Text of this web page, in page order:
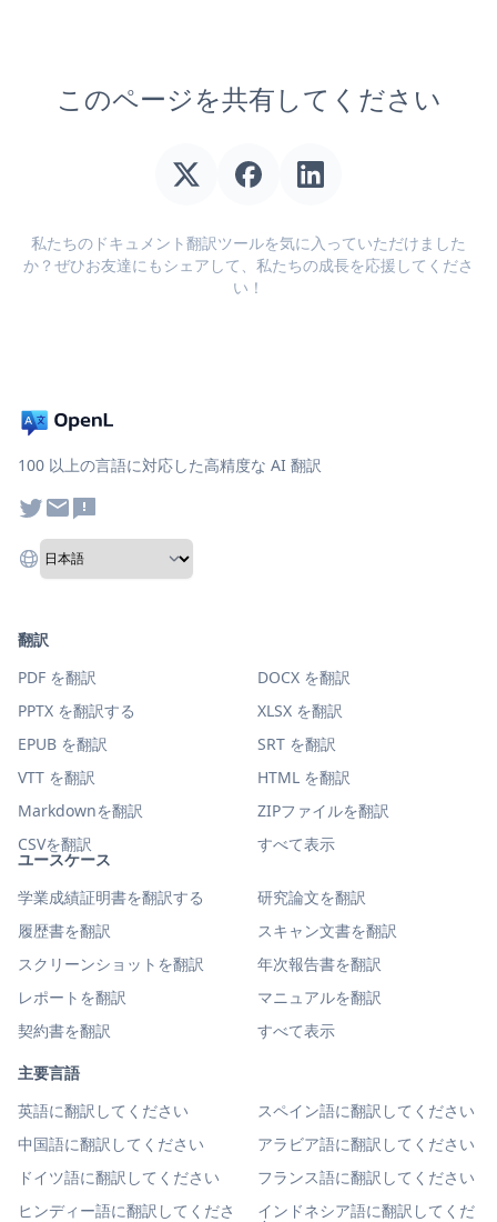
このページを共有してください
私たちのドキュメント翻訳ツールを気に入っていただけました
か？ぜひお友達にもシェアして、私たちの成長を応援してくださ
い！
100 以上の言語に対応した高精度な AI 翻訳
ユースケース
学業成績証明書を翻訳する
研究論文を翻訳
履歴書を翻訳
スキャン文書を翻訳
スクリーンショットを翻訳
年次報告書を翻訳
レポートを翻訳
マニュアルを翻訳
契約書を翻訳
すべて表示
主要言語
英語に翻訳してください
スペイン語に翻訳してください
中国語に翻訳してください
アラビア語に翻訳してください
ドイツ語に翻訳してください
フランス語に翻訳してください
ヒンディー語に翻訳してくださ
インドネシア語に翻訳してくだ
翻訳
PDF を翻訳
DOCX を翻訳
PPTX を翻訳する
XLSX を翻訳
EPUB を翻訳
SRT を翻訳
VTT を翻訳
HTML を翻訳
Markdownを翻訳
ZIPファイルを翻訳
CSVを翻訳
すべて表示